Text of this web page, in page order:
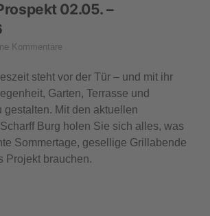
02.05. –
Kommentare
steht vor der Tür – und mit ihr
Garten, Terrasse und
gestalten. Mit den aktuellen
Burg holen Sie sich alles, was
Sommertage, gesellige Grillabende
Projekt brauchen.